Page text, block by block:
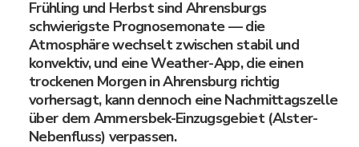
Frühling und Herbst sind Ahrensburgs
schwierigste Prognosemonate — die
Atmosphäre wechselt zwischen stabil und
konvektiv, und eine Weather-App, die einen
trockenen Morgen in Ahrensburg richtig
vorhersagt, kann dennoch eine Nachmittagszelle
über dem Ammersbek-Einzugsgebiet (Alster-
Nebenfluss) verpassen.